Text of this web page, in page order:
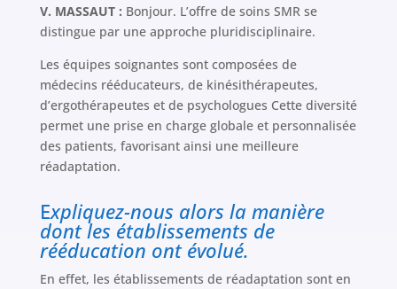
V. MASSAUT : Bonjour. L’offre de soins SMR se
distingue par une approche pluridisciplinaire.
Les équipes soignantes sont composées de
médecins rééducateurs, de kinésithérapeutes,
d’ergothérapeutes et de psychologues Cette diversité
permet une prise en charge globale et personnalisée
des patients, favorisant ainsi une meilleure
réadaptation.
Expliquez-nous alors la manière
dont les établissements de
rééducation ont évolué.
En effet, les établissements de réadaptation sont en